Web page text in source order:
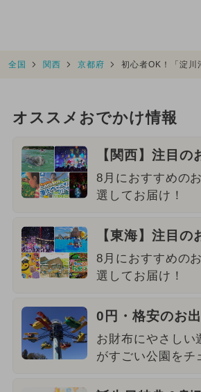
全国 関西 京都府 初心者OK！「淀
オススメおでかけ情報
【関西】注目の
8月におすすめの
選してお届け！
【東海】注目の
8月におすすめの
選してお届け！
0円・格安のお
お財布にやさしい
がすごい公園をチ